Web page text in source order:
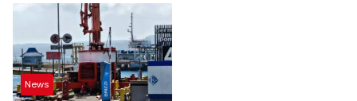
dan Berkeadilan
News